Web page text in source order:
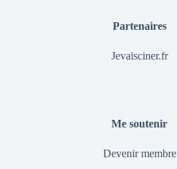
Partenaires
Jevaisciner.fr
Me soutenir
Devenir membre